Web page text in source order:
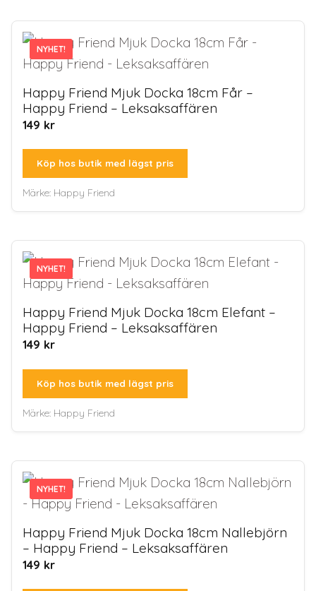
NYHET!
NYHET!
Happy Friend Mjuk Docka 18cm Får –
Happy Friend – Leksaksaffären
149 kr
Köp hos butik med lägst pris
Märke: Happy Friend
NYHET!
NYHET!
Happy Friend Mjuk Docka 18cm Elefant –
Happy Friend – Leksaksaffären
149 kr
Köp hos butik med lägst pris
Märke: Happy Friend
NYHET!
NYHET!
Happy Friend Mjuk Docka 18cm Nallebjörn
– Happy Friend – Leksaksaffären
149 kr